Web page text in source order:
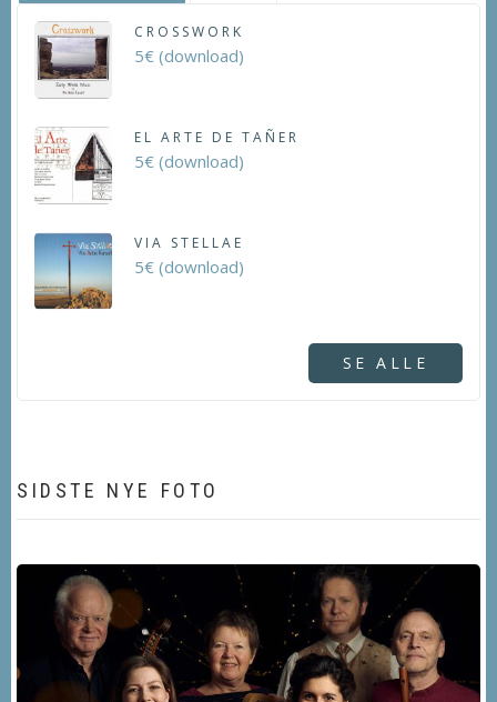
CROSSWORK
5€ (download)
EL ARTE DE TAÑER
5€ (download)
VIA STELLAE
5€ (download)
SE ALLE
SIDSTE NYE FOTO